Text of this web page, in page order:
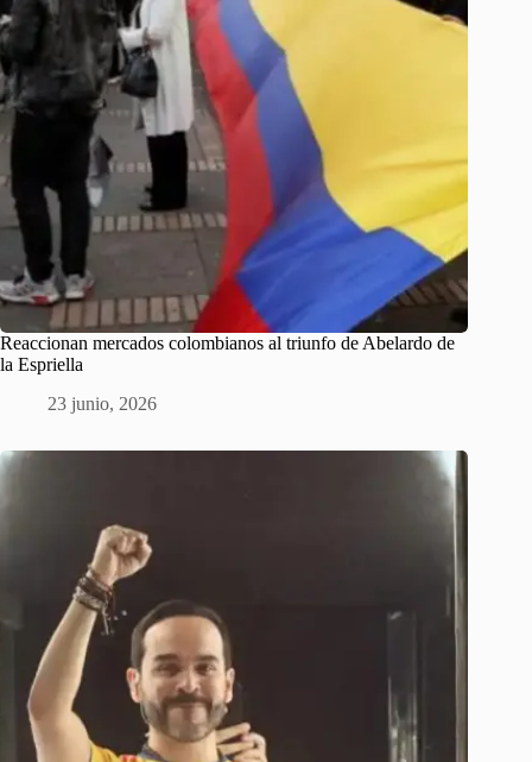
Reaccionan mercados colombianos al triunfo de Abelardo de
la Espriella
23 junio, 2026